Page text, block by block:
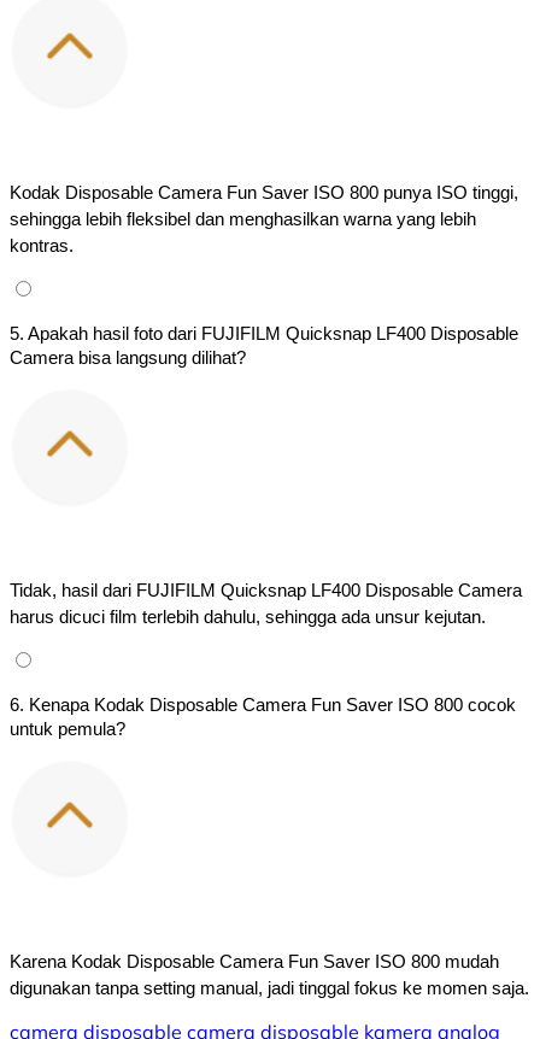
Kodak Disposable Camera Fun Saver ISO 800 punya ISO tinggi,
sehingga lebih fleksibel dan menghasilkan warna yang lebih
kontras.
5. Apakah hasil foto dari FUJIFILM Quicksnap LF400 Disposable
Camera bisa langsung dilihat?
Tidak, hasil dari FUJIFILM Quicksnap LF400 Disposable Camera
harus dicuci film terlebih dahulu, sehingga ada unsur kejutan.
6. Kenapa Kodak Disposable Camera Fun Saver ISO 800 cocok
untuk pemula?
Karena Kodak Disposable Camera Fun Saver ISO 800 mudah
digunakan tanpa setting manual, jadi tinggal fokus ke momen saja.
camera disposable camera disposable kamera analog